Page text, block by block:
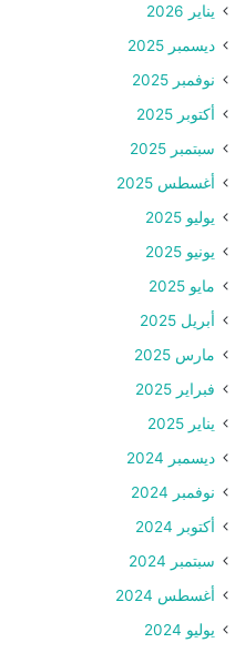
يناير 2026
ديسمبر 2025
نوفمبر 2025
أكتوبر 2025
سبتمبر 2025
أغسطس 2025
يوليو 2025
يونيو 2025
مايو 2025
أبريل 2025
مارس 2025
فبراير 2025
يناير 2025
ديسمبر 2024
نوفمبر 2024
أكتوبر 2024
سبتمبر 2024
أغسطس 2024
يوليو 2024